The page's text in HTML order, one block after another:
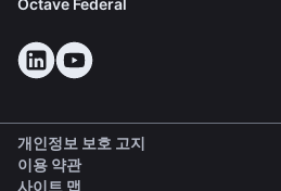
개인정보 보호 고지
이용 약관
사이트 맵